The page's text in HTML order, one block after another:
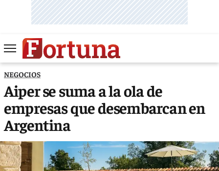
NEGOCIOS
Aiper se suma a la ola de
empresas que desembarcan en
Argentina